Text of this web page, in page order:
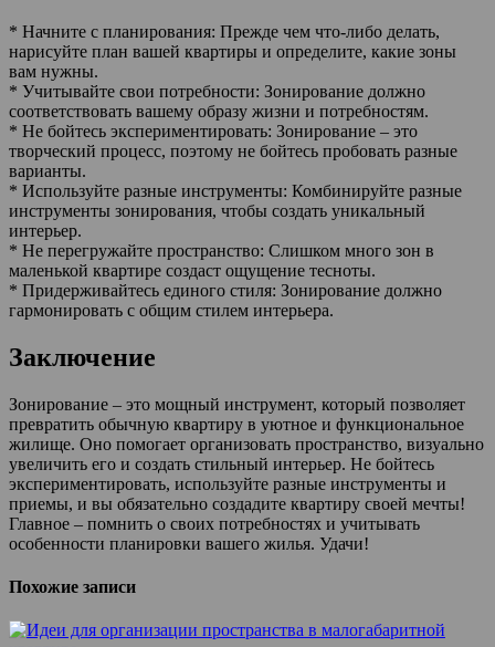
* Начните с планирования: Прежде чем что-либо делать,
нарисуйте план вашей квартиры и определите, какие зоны
вам нужны.
* Учитывайте свои потребности: Зонирование должно
соответствовать вашему образу жизни и потребностям.
* Не бойтесь экспериментировать: Зонирование – это
творческий процесс, поэтому не бойтесь пробовать разные
варианты.
* Используйте разные инструменты: Комбинируйте разные
инструменты зонирования, чтобы создать уникальный
интерьер.
* Не перегружайте пространство: Слишком много зон в
маленькой квартире создаст ощущение тесноты.
* Придерживайтесь единого стиля: Зонирование должно
гармонировать с общим стилем интерьера.
Заключение
Зонирование – это мощный инструмент, который позволяет
превратить обычную квартиру в уютное и функциональное
жилище. Оно помогает организовать пространство, визуально
увеличить его и создать стильный интерьер. Не бойтесь
экспериментировать, используйте разные инструменты и
приемы, и вы обязательно создадите квартиру своей мечты!
Главное – помнить о своих потребностях и учитывать
особенности планировки вашего жилья. Удачи!
Похожие записи